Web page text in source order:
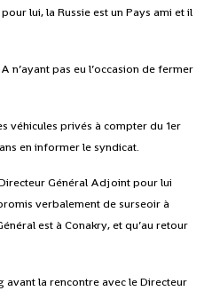
lui, la Russie est un Pays ami et il
n’ayant pas eu l’occasion de fermer
véhicules privés à compter du 1er
en informer le syndicat.
Général Adjoint pour lui
verbalement de surseoir à
est à Conakry, et qu’au retour
avant la rencontre avec le Directeur